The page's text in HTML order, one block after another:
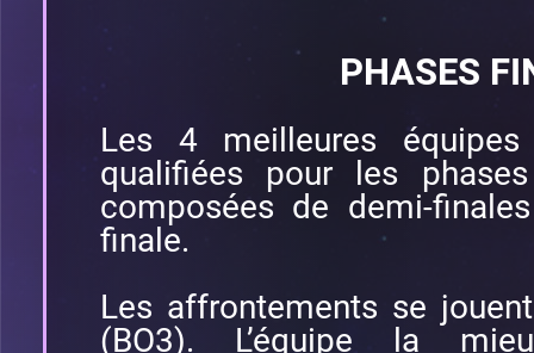
PHASES
Les 4 meilleures
qualifiées pour les
composées de demi-
finale.
Les affrontements se
(BO3). L’équipe la